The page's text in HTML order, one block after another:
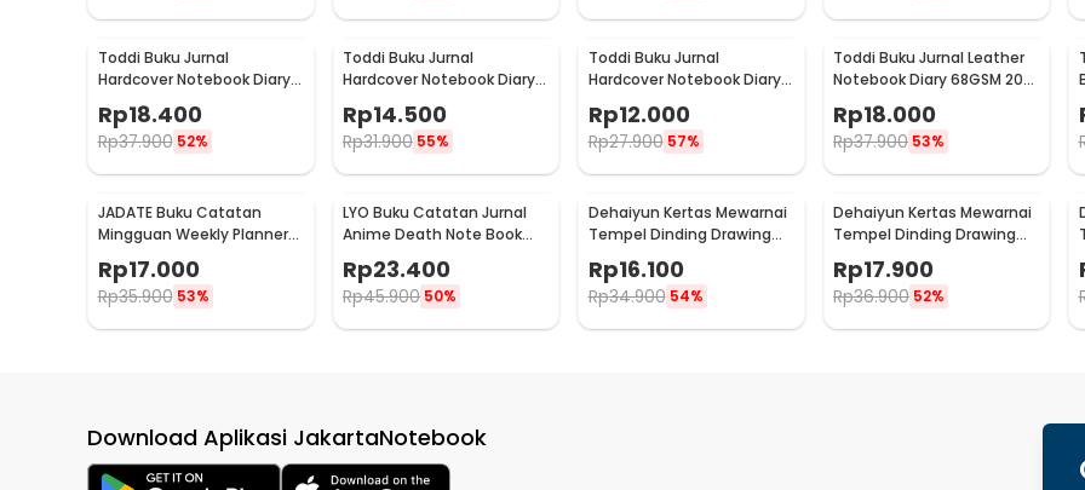
Toddi Buku Jurnal
Hardcover Notebook Diary
200 Halaman Lined A5 -
CW-38
Rp18.400
Rp37.900 52%
Toddi Buku Jurnal
Hardcover Notebook Diary
CW-38
Rp14.500
Rp31.900 55%
Toddi Buku Jurnal
Hardcover Notebook Diary
CW-38
Rp12.000
Rp27.900 57%
Toddi Buku Jurnal Leather
Notebook Diary 68GSM 200
Halaman Lined A5 - CW-50
Rp18.000
Rp37.900 53%
JADATE Buku Catatan
Mingguan Weekly Planner
Rp17.000
Rp35.900 53%
LYO Buku Catatan Jurnal
Anime Death Note Book
Leather Case - CW-05
Rp23.400
Rp45.900 50%
Dehaiyun Kertas Mewarnai
Tempel Dinding Drawing
Paper Roll 3M Vehicles -
HB30
Rp16.100
Rp34.900 54%
Dehaiyun Kertas Mewarnai
Tempel Dinding Drawing
Paradise - HB30
Rp17.900
Rp36.900 52%
Download Aplikasi JakartaNotebook